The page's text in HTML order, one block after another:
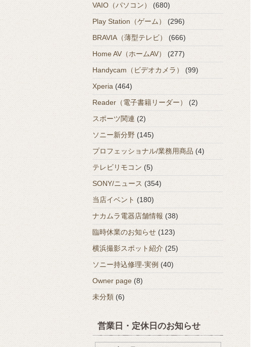
VAIO（パソコン）
(680)
Play Station（ゲーム）
(296)
BRAVIA（薄型テレビ）
(666)
Home AV（ホームAV）
(277)
Handycam（ビデオカメラ）
(99)
Xperia (464)
Reader（電子書籍リーダー）
(2)
スポーツ関連 (2)
ソニー新分野 (145)
プロフェッショナル/業務用商品 (4)
テレビリモコン (5)
SONY/ニュース (354)
当店イベント (180)
ナカムラ電器店舗情報 (38)
臨時休業のお知らせ (123)
横浜撮影スポット紹介 (25)
ソニー持込修理-実例 (40)
Owner page (8)
未分類 (6)
営業日・定休日のお知らせ